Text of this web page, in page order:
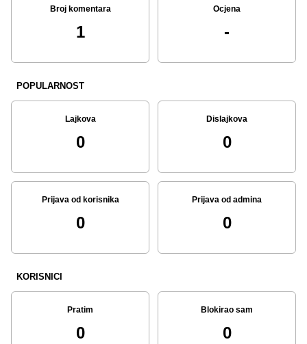
Broj komentara
1
Ocjena
-
POPULARNOST
Lajkova
0
Dislajkova
0
Prijava od korisnika
0
Prijava od admina
0
KORISNICI
Pratim
0
Blokirao sam
0